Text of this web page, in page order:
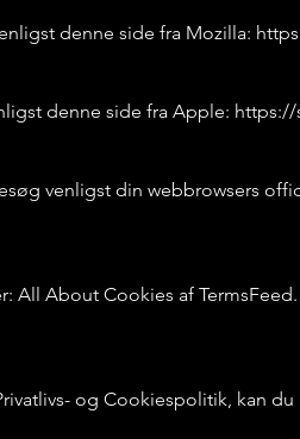
denne side fra Mozilla:
denne side fra Apple: https://
venligst din webbrowsers
All About Cookies af TermsFeed.
og Cookiespolitik, kan du